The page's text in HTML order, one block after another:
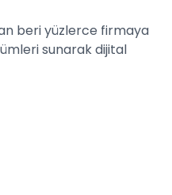
beri yüzlerce firmaya
sunarak dijital